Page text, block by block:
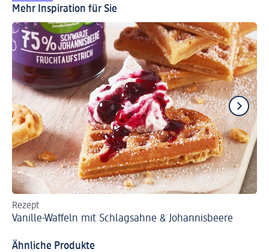
Mehr Inspiration für Sie
Rezept
Vanille-Waffeln mit Schlagsahne & Johannisbeere
Ähnliche Produkte